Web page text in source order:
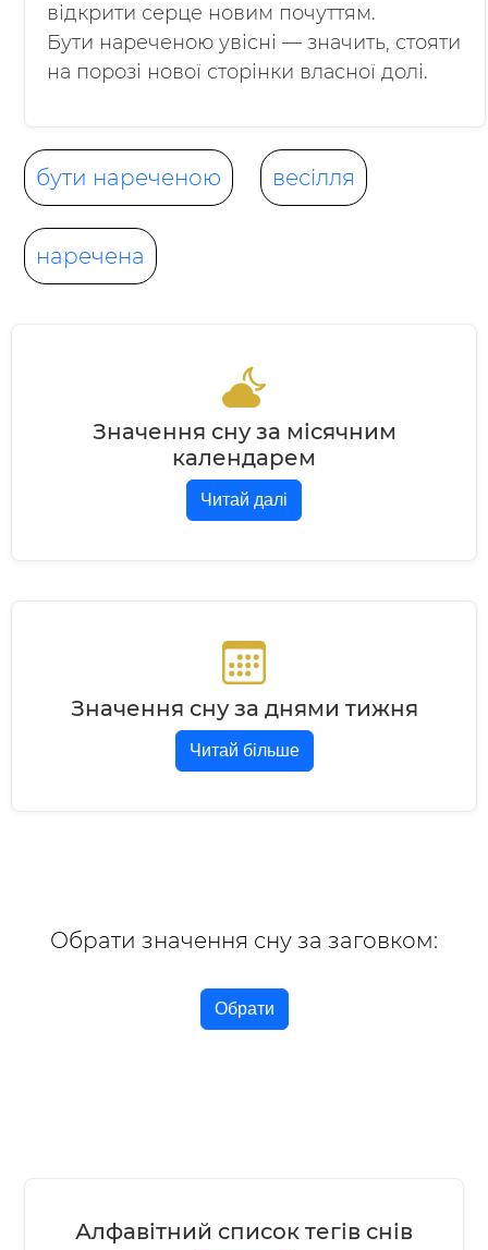
відкрити серце новим почуттям.
Бути нареченою увісні — значить, стояти
на порозі нової сторінки власної долі.
бути нареченою весілля
наречена
Значення сну за місячним
календарем
Читай далі
Значення сну за днями тижня
Читай більше
Обрати значення сну за заговком:
Обрати
Алфавітний список тегів снів